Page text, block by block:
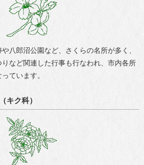
八郎沼公園など、さくらの名所が多く、
など関連した行事も行なわれ、市内各所
ています。
キク科）